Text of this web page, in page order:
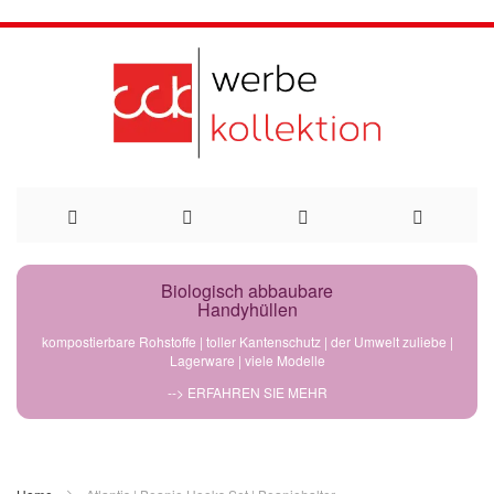
Direkt
Biologisch abbaubare
Handyhüllen
kompostierbare Rohstoffe | toller Kantenschutz | der Umwelt zuliebe |
Lagerware | viele Modelle
--> ERFAHREN SIE MEHR